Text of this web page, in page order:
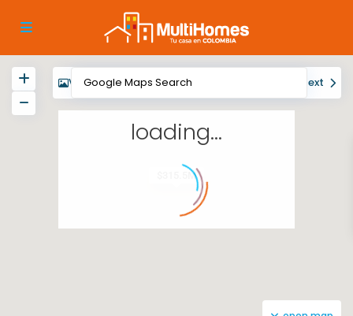
$315.5M
loading...
View My Location Next